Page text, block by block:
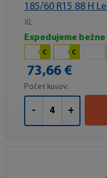
185/60 R15 88 H
XL
Expedujeme
C C
73,66 €
Počet kusov:
- +